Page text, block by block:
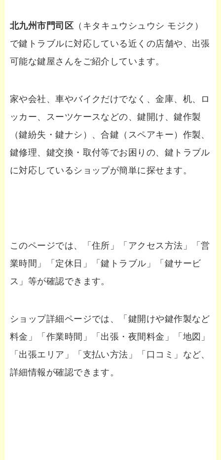
北九州市門司区 （キタキュウシュウシ モジク）
で鍵トラブルに対応している近くの店舗や、出張
可能な鍵屋さんをご紹介しています。
家や会社、車やバイクだけでなく、金庫、机、ロ
ッカー、スーツケースなどの、鍵開け、鍵作製
（鍵紛失・鍵ナシ）、合鍵（スペアキー）作製、
鍵修理、鍵交換・取付等でお困りの、鍵トラブル
に対応しているショップが簡単に探せます。
このページでは、「住所」「アクセス方法」「営
業時間」「定休日」「鍵トラブル」「鍵サービ
ス」等が確認できます。
ショップ詳細ページでは、「鍵開けや鍵作製など
料金」「作業時間」「出張・夜間料金」「地図」
「出張エリア」「支払い方法」「口コミ」など、
詳細情報が確認できます。